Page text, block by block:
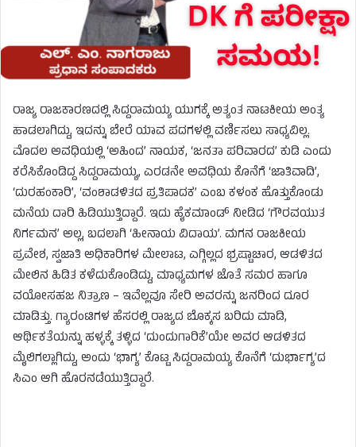
ರಾಜ್ಯ ರಾಜಕಾರಣದಲ್ಲಿ ಸಿದ್ದರಾಮಯ್ಯ ಯುಗಕ್ಕೆ ಅತ್ಯಂತ ನಾಟಕೀಯ ಅಂತ್ಯ
ಹಾಡಲಾಗಿದ್ದು, ಇದನ್ನು ಬೇರೆ ಯಾವ ಪದಗಳಲ್ಲಿ ವರ್ಣಿಸಲು ಸಾಧ್ಯವಿಲ್ಲ.
ಮೊದಲ ಅವಧಿಯಲ್ಲಿ ‘ಅಹಿಂದ’ ನಾಯಕ, ‘ಜನತಾ ಪರಿವಾರದ’ ಕುಡಿ ಎಂದು
ಕರೆಸಿಕೊಂಡಿದ್ದ ಸಿದ್ದರಾಮಯ್ಯ, ಎರಡನೇ ಅವಧಿಯ ಕೊನೆಗೆ ‘ಜಾತಿವಾದಿ’,
‘ದುರಹಂಕಾರಿ’, ‘ವಂಶಾಡಳಿತದ ಪ್ರತಿಪಾದಕ’ ಎಂಬ ಕಳಂಕ ಹೊತ್ತುಕೊಂಡು
ಮನೆಯ ದಾರಿ ಹಿಡಿಯುತ್ತಿದ್ದಾರೆ. ಇದು ಹೈಕಮಾಂಡ್ ನೀಡಿದ ‘ಗೌರವಯುತ
ನಿರ್ಗಮನ’ ಅಲ್ಲ, ಬದಲಾಗಿ ‘ಹೀನಾಯ ವಿದಾಯ’. ಮಗನ ರಾಜಕೀಯ
ಪ್ರವೇಶ, ಸ್ವಜಾತಿ ಅಧಿಕಾರಿಗಳ ಮೇಲಾಟ, ಎಗ್ಗಿಲ್ಲದ ಭ್ರಷ್ಟಾಚಾರ, ಆಡಳಿತದ
ಮೇಲಿನ ಹಿಡಿತ ಕಳೆದುಕೊಂಡಿದ್ದು, ಮಾಧ್ಯಮಗಳ ಜೊತೆ ಸಮರ ಹಾಗೂ
ವಯೋಸಹಜ ನಿತ್ರಾಣ – ಇವೆಲ್ಲವೂ ಸೇರಿ ಅವರನ್ನು ಜನರಿಂದ ದೂರ
ಮಾಡಿತ್ತು. ಗ್ಯಾರಂಟಿಗಳ ಹೆಸರಲ್ಲಿ ರಾಜ್ಯದ ಬೊಕ್ಕಸ ಬರಿದು ಮಾಡಿ,
ಆರ್ಥಿಕತೆಯನ್ನು ಹಳ್ಳಕ್ಕೆ ತಳ್ಳಿದ ‘ದುಂದುಗಾರಿಕೆ’ಯೇ ಅವರ ಆಡಳಿತದ
ಮೈಲಿಗಲ್ಲಾಗಿದ್ದು, ಅಂದು ‘ಭಾಗ್ಯ’ ಕೊಟ್ಟ ಸಿದ್ದರಾಮಯ್ಯ ಕೊನೆಗೆ ‘ದುರ್ಭಾಗ್ಯ’ದ
ಸಿಎಂ ಆಗಿ ಹೊರನಡೆಯುತ್ತಿದ್ದಾರೆ.